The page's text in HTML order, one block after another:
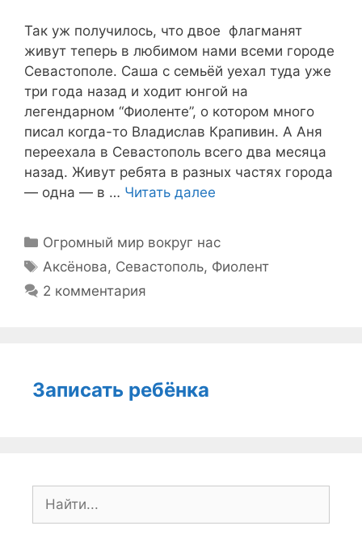
Так уж получилось, что двое флагманят
живут теперь в любимом нами всеми городе
Севастополе. Саша с семьёй уехал туда уже
три года назад и ходит юнгой на
легендарном “Фиоленте”, о котором много
писал когда-то Владислав Крапивин. А Аня
переехала в Севастополь всего два месяца
назад. Живут ребята в разных частях города
— одна — в … Читать далее
Рубрики
Огромный мир вокруг нас
Метки
Аксёнова, Севастополь, Фиолент
2 комментария
Записать ребёнка